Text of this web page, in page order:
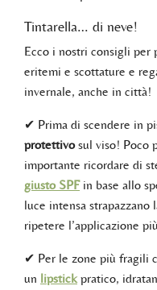
Tintarella… di neve!
Ecco i nostri consigli per
eritemi e scottature e
invernale, anche in città!
✔ Prima di scendere in
protettivosul viso! Poco
importante ricordare di
giusto SPFin base allo
luce intensa
ripetere l’applicazione
✔ Per le zone più fragili
un lipstick pratico,